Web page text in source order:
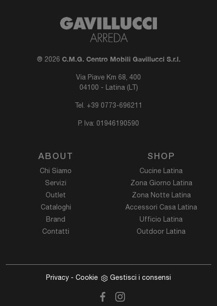
® 2026 C.M.G. Centro Mobili Gavillucci S.r.l.
Via Piave Km 68, 400
04100 - Latina (LT)
Tel. +39 0773-696211
P. Iva: 01946190590
ABOUT
Chi Siamo
Servizi
Outlet
Cataloghi
Brand
Contatti
SHOP
Cucine Latina
Zona Giorno Latina
Zona Notte Latina
Accessori Casa Latina
Ufficio Latina
Outdoor Latina
Privacy - Cookie Gestisci i consensi